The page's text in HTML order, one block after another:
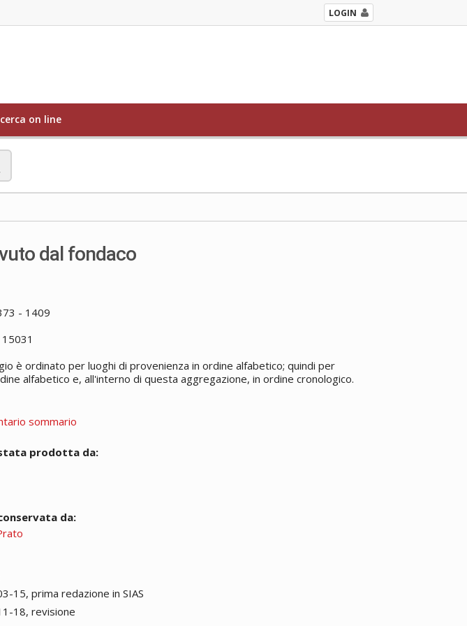
LOGIN
on line
dal fondaco
- 1409
è ordinato per luoghi di provenienza in ordine alfabetico; quindi per
alfabetico e, all'interno di questa aggregazione, in ordine cronologico.
sommario
prodotta da:
da:
15, prima redazione in SIAS
18, revisione